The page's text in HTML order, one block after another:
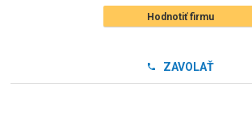
Hodnotiť firmu
ZAVOLAŤ